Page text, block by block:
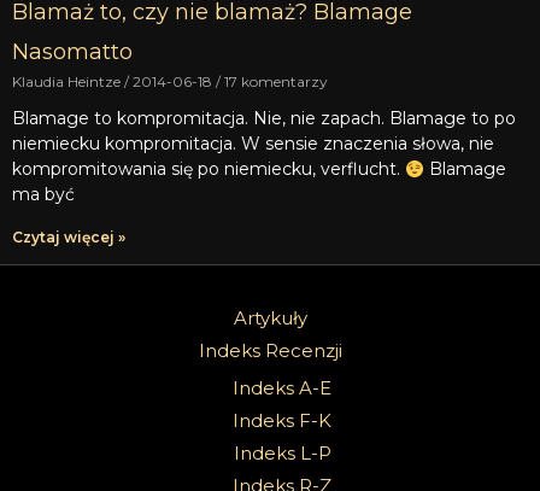
Blamaż to, czy nie blamaż? Blamage
Nasomatto
Klaudia Heintze 2014-06-18 17 komentarzy
Blamage to kompromitacja. Nie, nie zapach. Blamage to po
niemiecku kompromitacja. W sensie znaczenia słowa, nie
kompromitowania się po niemiecku, verflucht.
Blamage
ma być
Czytaj więcej »
Artykuły
Indeks Recenzji
Indeks A-E
Indeks F-K
Indeks L-P
Indeks R-Z